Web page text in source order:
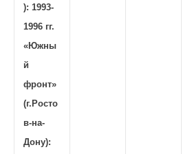
): 1993-
1996 гг.
«Южны
й
фронт»
(г.Росто
в-на-
Дону):